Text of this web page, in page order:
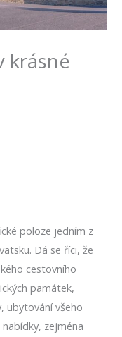
krásné
poloze jedním z
Dá se říci, že
cestovního
památek,
ubytování všeho
zejména